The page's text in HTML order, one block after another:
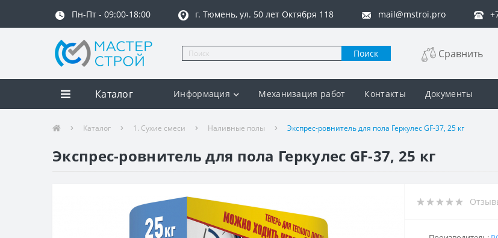
Пн-Пт - 09:00-18:00 г. Тюмень, ул. 50 лет Октября 118 mail@mstroi.pro
Поиск Сравнить
Каталог Информация Механизация работ Контакты Документы
Каталог 1. Сухие смеси Наливные полы Экспрес-ровнитель для пола Геркулес GF-37, 25 кг
Экспрес-ровнитель для пола Геркулес GF-37, 25 кг